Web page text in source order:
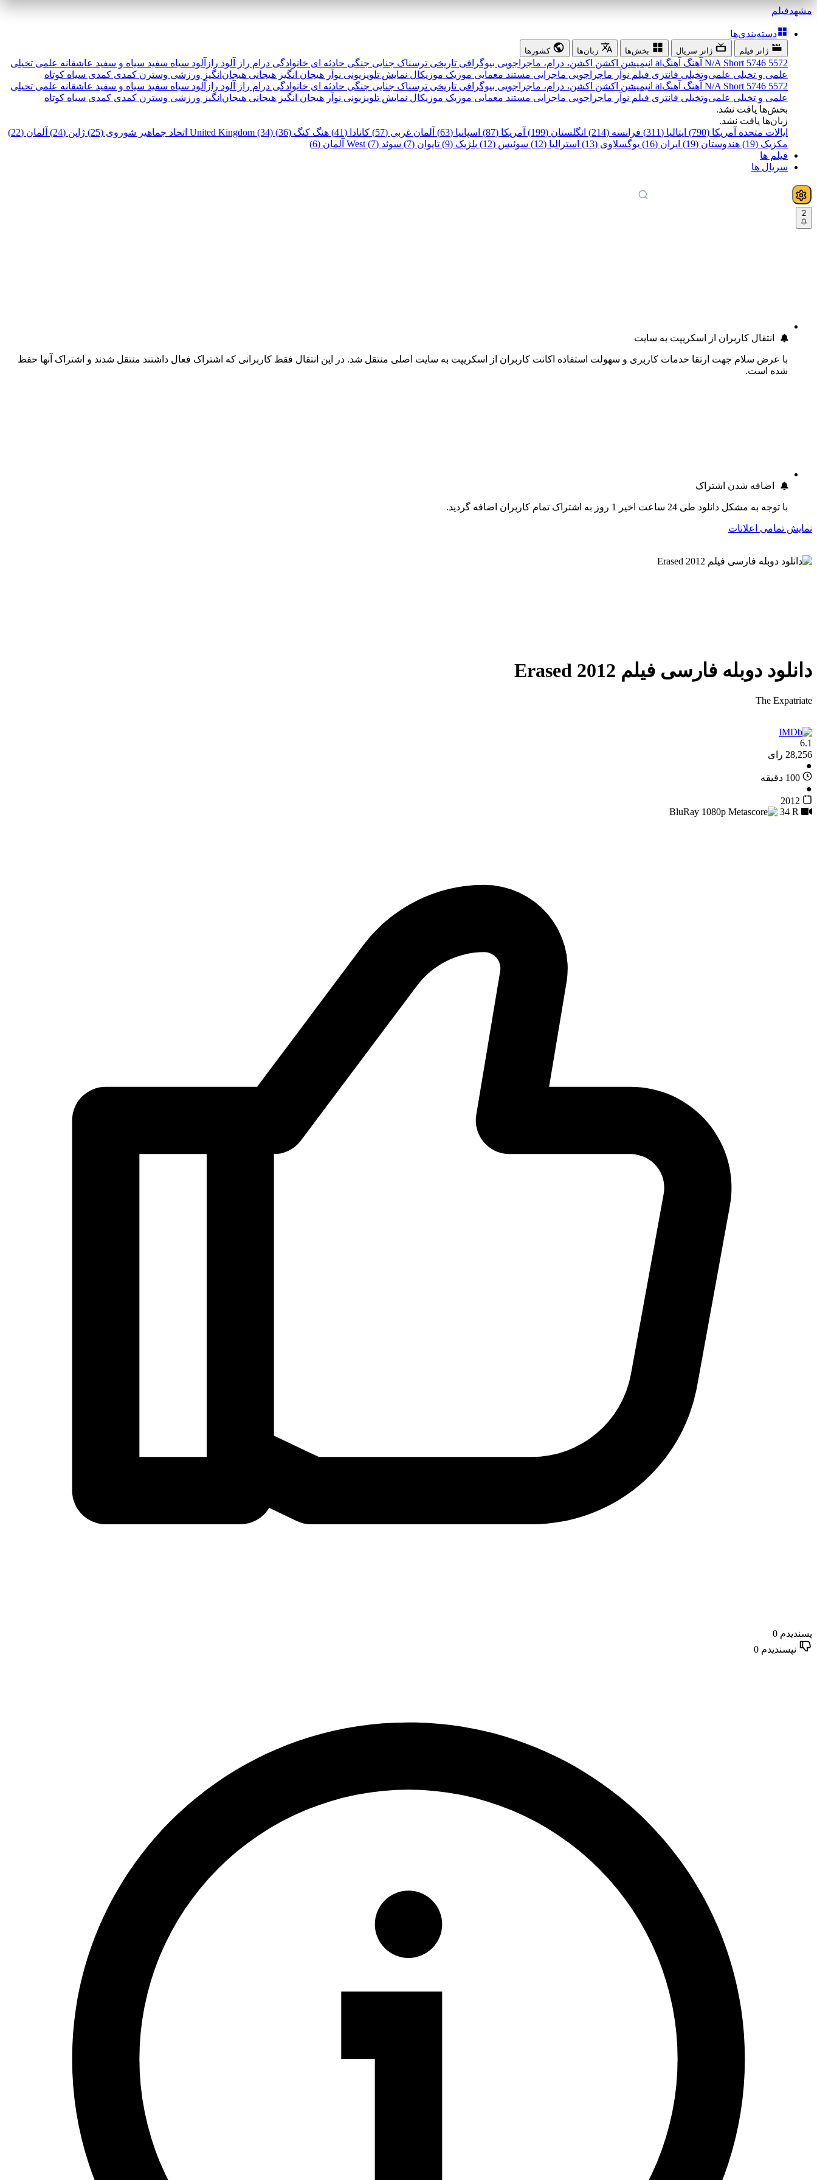
مشهدفیلم
دسته‌بندی‌ها
ژانر فیلم ژانر سریال بخش‌ها زبان‌ها کشورها
5572
5746
N/A Short آهنگ آهنگal انیمیشن اکشن اکشن، درام، ماجراجویی بیوگرافی تاریخی ترسناک جنایی جنگی حادثه ای خانوادگی درام راز آلود رازآلود سیاه سفید سیاه و سفید عاشقانه علمی تخیلی
علمی و تخیلی علمی‌و‌تخیلی فانتزی فیلم نوآر ماجراجویی ماجرایی مستند معمایی موزیک موزیکال نمایش تلویزیونی نوآر هیجان انگیز هیجانی هیجان‌انگیز ورزشی وسترن کمدی کمدی سیاه کوتاه
5572
5746
N/A Short آهنگ آهنگal انیمیشن اکشن اکشن، درام، ماجراجویی بیوگرافی تاریخی ترسناک جنایی جنگی حادثه ای خانوادگی درام راز آلود رازآلود سیاه سفید سیاه و سفید عاشقانه علمی تخیلی
علمی و تخیلی علمی‌و‌تخیلی فانتزی فیلم نوآر ماجراجویی ماجرایی مستند معمایی موزیک موزیکال نمایش تلویزیونی نوآر هیجان انگیز هیجانی هیجان‌انگیز ورزشی وسترن کمدی کمدی سیاه کوتاه
بخش‌ها یافت نشد.
زبان‌ها یافت نشد.
ایالات متحده آمریکا (790)
ایتالیا (311) فرانسه (214) انگلستان (199) آمریکا (87) اسپانیا (63) آلمان غربی (57) کانادا (41) هنگ کنگ (36) United Kingdom (34) اتحاد جماهیر شوروی (25) ژاپن (24)
آلمان (22)
مکزیک (19)
هندوستان (19) ایران (16) یوگسلاوی (13) استرالیا (12) سوئیس (12) بلژیک (9) تایوان (7) سوئد (7)
West آلمان (6)
فیلم ها
سریال ها
2
انتقال کاربران از اسکریپت به سایت
با عرض سلام جهت ارتقا خدمات کاربری و سهولت استفاده اکانت کاربران از اسکریپت به سایت اصلی منتقل شد. در این انتقال فقط کاربرانی که اشتراک فعال داشتند منتقل شدند و اشتراک آنها حفظ
شده است.
اضافه شدن اشتراک
با توجه به مشکل دانلود طی 24 ساعت اخیر 1 روز به اشتراک تمام کاربران اضافه گردید.
نمایش تمامی اعلانات
دانلود دوبله فارسی فیلم Erased 2012
The Expatriate
6.1
28,256 رای
●
100 دقیقه
●
2012
34 R
پسندیدم 0
نپسندیدم 0